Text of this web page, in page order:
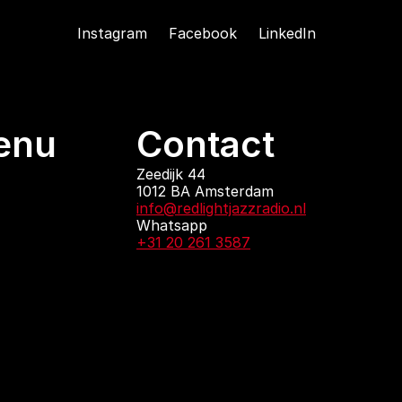
Instagram Facebook LinkedIn
Contact
Zeedijk 44
1012 BA Amsterdam
info@redlightjazzradio.nl
Whatsapp
+31 20 261 3587